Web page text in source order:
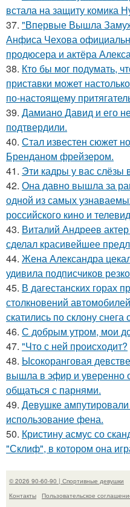
встала на защиту комика
37. "Впервые Вышла
Анфиса Чехова
продюсера и актёра
38. Кто бы мог подумать,
приставки может
по-настоящему
39. Дамиано Давид и его
подтвердили.
40. Стал известен сюжет
Бренданом фрейзером.
41. Эти кадры у вас слёзы
42. Она давно вышла за
одной из самых
российского кино и
43. Виталий Андреев
сделал красивейшее
44. Жена Александра
удивила подписчиков
45. В дагестанских горах
столкновений
скатились по склону снега
46. С добрым утром, мои
47. "Что с ней происходит?
48. Ысокоранговая
вышла в эфир и уверенно
общаться с парнями.
49. Девушке
использование фена.
50. Кристину асмус со
"Склиф", в котором она
© 2026 90-60-90 | Спортивные девушки
Контакты
Пользовательское